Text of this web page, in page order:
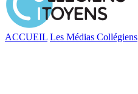
ACCUEIL Les Médias Collégiens